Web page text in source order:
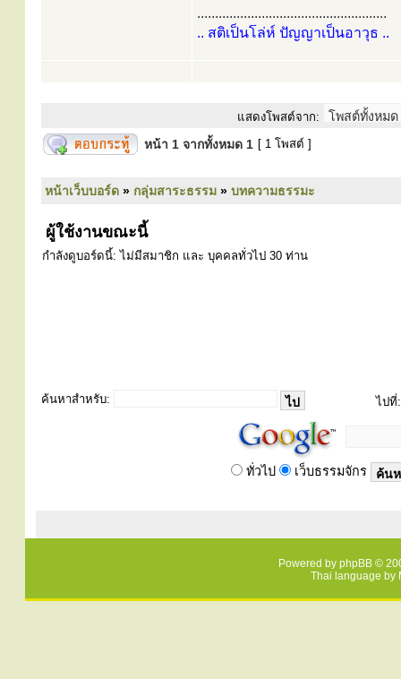
.....................................................
.. สติเป็นโล่ห์ ปัญญาเป็นอาวุธ ..
แสดงโพสต์จาก:
หน้า 1 จากทั้งหมด 1 [ 1 โพสต์ ]
หน้าเว็บบอร์ด » กลุ่มสาระธรรม » บทความธรรมะ
ผู้ใช้งานขณะนี้
กำลังดูบอร์ดนี้: ไม่มีสมาชิก และ บุคคลทั่วไป 30 ท่าน
ค้นหาสำหรับ: ไปที่:
ทั่วไป เว็บธรรมจักร
Powered by phpBB ©
Thai language by